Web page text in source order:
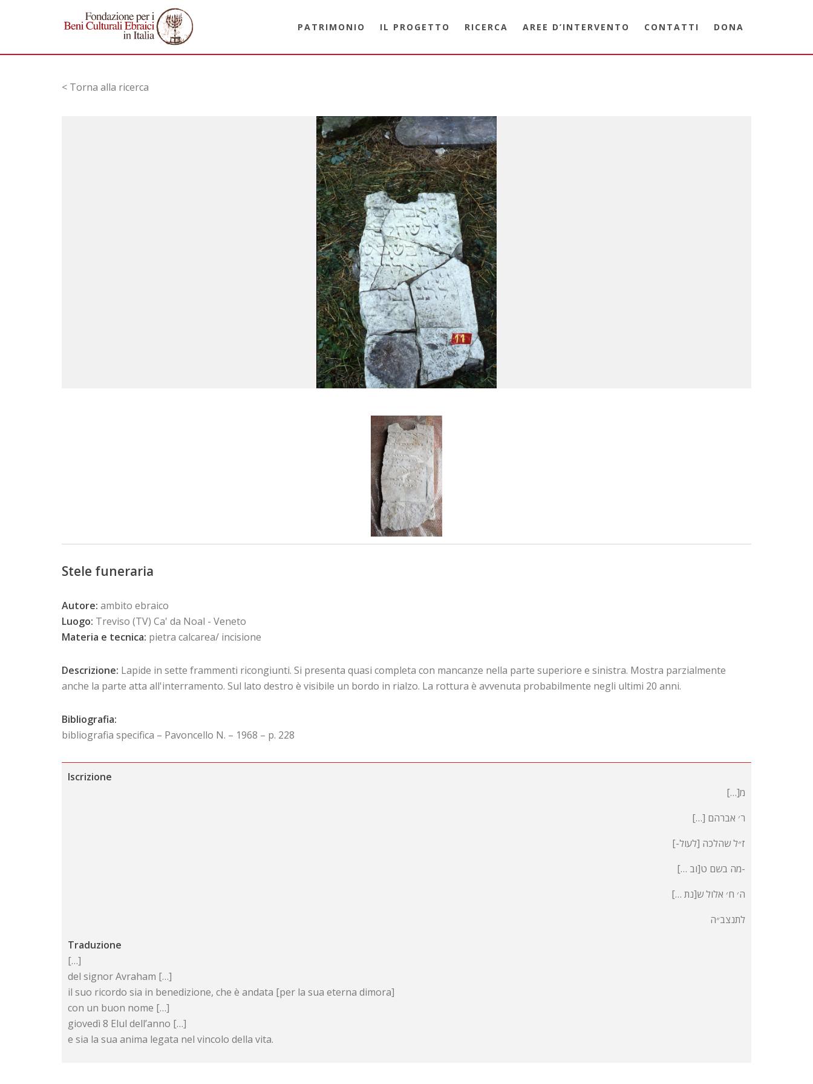
PATRIMONIO IL PROGETTO RICERCA AREE D’INTERVENTO CONTATTI DONA
< Torna alla ricerca
Stele funeraria
Autore: ambito ebraico
Luogo: Treviso (TV) Ca' da Noal - Veneto
Materia e tecnica: pietra calcarea/ incisione
Descrizione: Lapide in sette frammenti ricongiunti. Si presenta quasi completa con mancanze nella parte superiore e sinistra. Mostra parzialmente
anche la parte atta all'interramento. Sul lato destro è visibile un bordo in rialzo. La rottura è avvenuta probabilmente negli ultimi 20 anni.
Bibliografia:
bibliografia specifica – Pavoncello N. – 1968 – p. 228
Iscrizione
[…]מ
[…] ר׳ אברהם
[-ז״ל שהלכה [לעול
[… מה בשם ט[וב-
[… ה׳ ח׳ אלול ש[נת
לתנצב״ה
Traduzione
[…]
del signor Avraham […]
il suo ricordo sia in benedizione, che è andata [per la sua eterna dimora]
con un buon nome […]
giovedì 8 Elul dell’anno […]
e sia la sua anima legata nel vincolo della vita.